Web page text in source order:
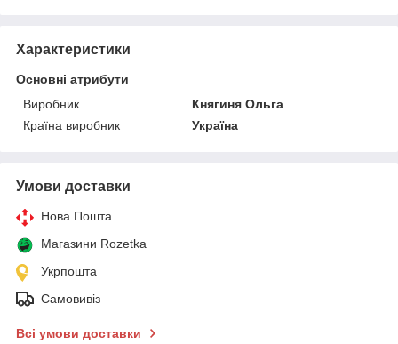
Характеристики
Основні атрибути
Виробник
Княгиня Ольга
Країна виробник
Україна
Умови доставки
Нова Пошта
Магазини Rozetka
Укрпошта
Самовивіз
Всі умови доставки